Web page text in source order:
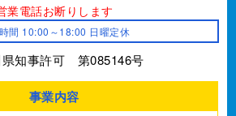
業電話お断りします
間 10:00～18:00 日曜定休
県知事許可 第085146号
事業内容